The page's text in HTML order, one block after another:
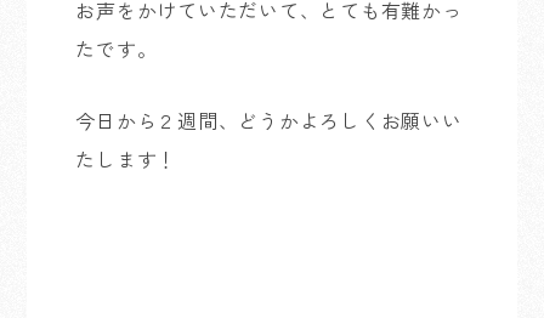
お声をかけていただいて、とても有難かっ
たです。
今日から２週間、どうかよろしくお願いい
たします！